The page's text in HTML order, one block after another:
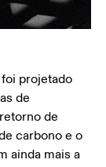
projetado
de
de
carbono e o
ainda mais a